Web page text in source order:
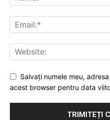
Salvați numele meu,
acest browser pentru data